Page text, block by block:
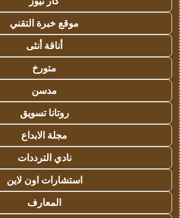
موقع خبرة التقني
أناقة أنثى
متورخ
مدسن
روتانا تسويق
مجلة الابداع
نادي الترددات
استشارات اون لاين
المعارف